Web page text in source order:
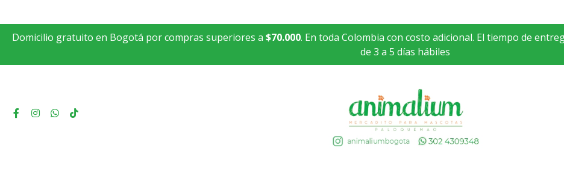
Domicilio gratuito en Bogotá por compras superiores a $70.000. En toda Colombia con costo adicional. El tiempo de
de 3 a 5 días hábiles